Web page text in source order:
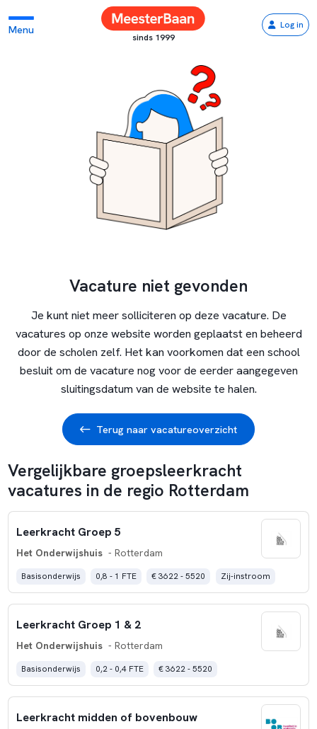
Menu
sinds 1999
Log in
Vacature niet gevonden
Je kunt niet meer solliciteren op deze vacature. De
vacatures op onze website worden geplaatst en beheerd
door de scholen zelf. Het kan voorkomen dat een school
besluit om de vacature nog voor de eerder aangegeven
sluitingsdatum van de website te halen.
Terug naar vacatureoverzicht
Vergelijkbare groepsleerkracht
vacatures in de regio Rotterdam
Leerkracht Groep 5
Het Onderwijshuis - Rotterdam
Basisonderwijs 0,8 - 1 FTE € 3622 - 5520 Zij-instroom
Leerkracht Groep 1 & 2
Het Onderwijshuis - Rotterdam
Basisonderwijs 0,2 - 0,4 FTE € 3622 - 5520
Leerkracht midden of bovenbouw